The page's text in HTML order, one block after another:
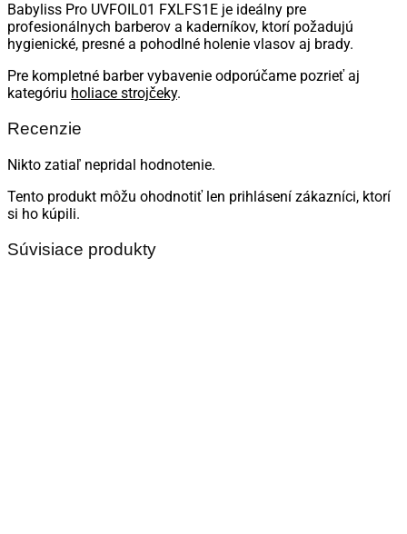
Babyliss Pro UVFOIL01 FXLFS1E je ideálny pre
profesionálnych barberov a kaderníkov, ktorí požadujú
hygienické, presné a pohodlné holenie vlasov aj brady.
Pre kompletné barber vybavenie odporúčame pozrieť aj
kategóriu holiace strojčeky.
Recenzie
Nikto zatiaľ nepridal hodnotenie.
Tento produkt môžu ohodnotiť len prihlásení zákazníci, ktorí
si ho kúpili.
Súvisiace produkty